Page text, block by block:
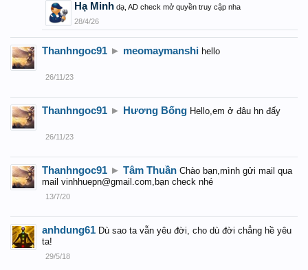
Hạ Minh dạ, AD check mở quyền truy cập nha
28/4/26
Thanhngoc91 ► meomaymanshi hello
26/11/23
Thanhngoc91 ► Hương Bống Hello,em ở đâu hn đấy
26/11/23
Thanhngoc91 ► Tâm Thuần Chào bạn,mình gửi mail qua
mail vinhhuepn@gmail.com,bạn check nhé
13/7/20
anhdung61 Dù sao ta vẫn yêu đời, cho dù đời chẳng hề yêu
ta!
29/5/18